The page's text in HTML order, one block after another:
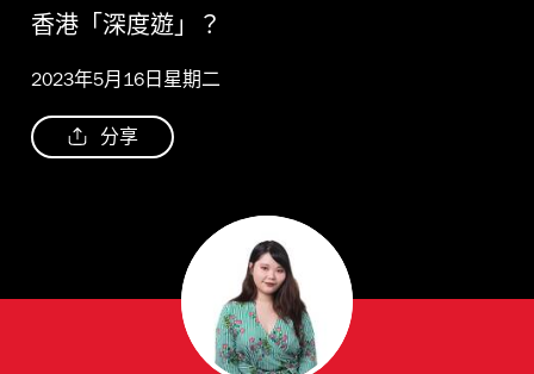
香港「深度遊」？
2023年5月16日星期二
分享